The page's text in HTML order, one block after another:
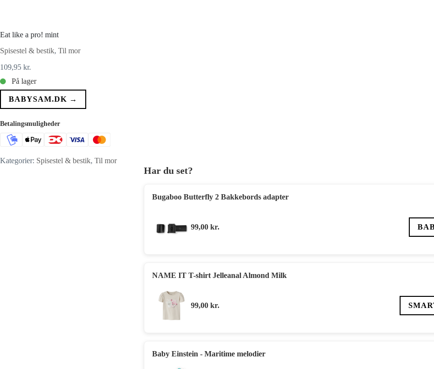
Eat like a pro! mint
Spisestel & bestik, Til mor
109,95 kr.
På lager
BABYSAM.DK →
Betalingsmuligheder
Kategorier: Spisestel & bestik, Til mor
Har du set?
Bugaboo Butterfly 2 Bakkebords adapter
99,00 kr.
NAME IT T-shirt Jelleanal Almond Milk
99,00 kr.
Baby Einstein - Maritime melodier